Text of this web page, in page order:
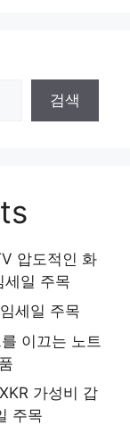
검색
압도적인 화
세일 주목
세일 주목
이끄는 노트
가성비 갑
주목